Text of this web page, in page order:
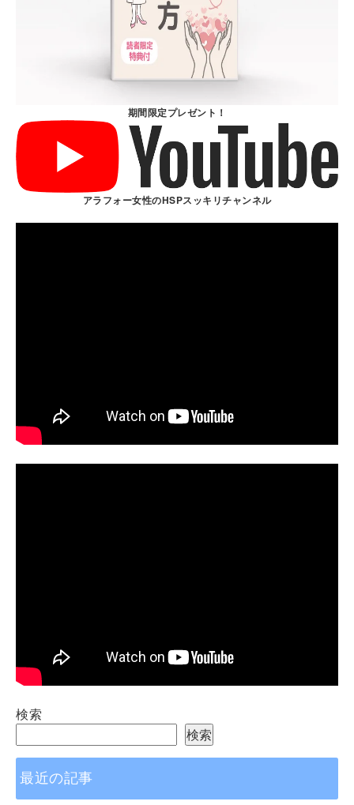
期間限定プレゼント！
アラフォー女性のHSPスッキリチャンネル
検索
検索
最近の記事